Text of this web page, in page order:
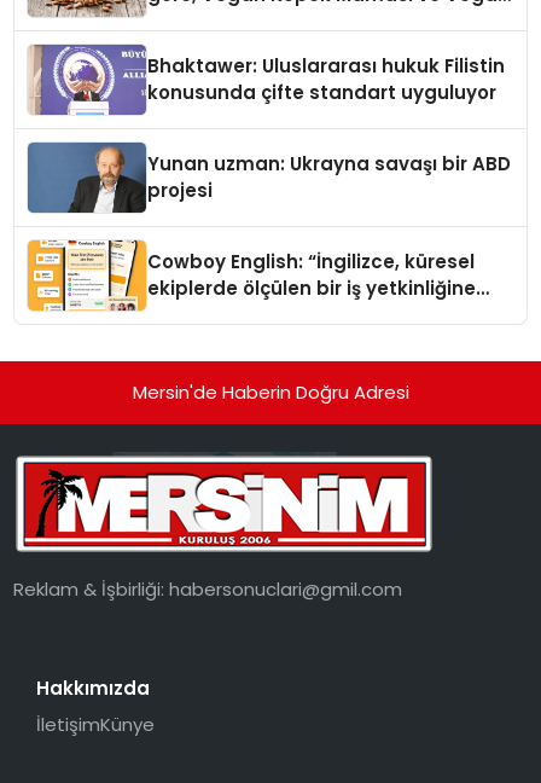
Bhaktawer: Uluslararası hukuk Filistin
konusunda çifte standart uyguluyor
Yunan uzman: Ukrayna savaşı bir ABD
projesi
Cowboy English: “İngilizce, küresel
ekiplerde ölçülen bir iş yetkinliğine
Mersin'de Haberin Doğru Adresi
Reklam & İşbirliği:habersonuclari@gmil.com
Hakkımızda
İletişimKünye